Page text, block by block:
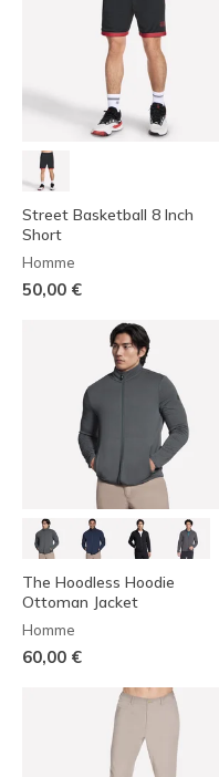
Street Basketball 8 Inch
Short
Homme
50,00 €
The Hoodless Hoodie
Ottoman Jacket
Homme
60,00 €